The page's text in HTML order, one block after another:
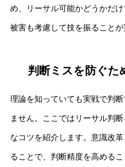
め、リーサル可能かどうかだ
被害も考慮して技を振ることが
判断ミスを防ぐた
理論を知っていても実戦で判
ません。ここではリーサル判
なコツを紹介します。意識改
ることで、判断精度を高めるこ